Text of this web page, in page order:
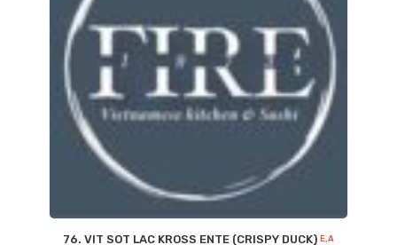
76. VIT SOT LAC KROSS ENTE (CRISPY DUCK) E,A